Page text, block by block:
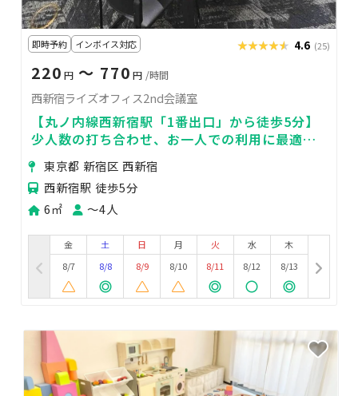
即時予約 インボイス対応 ★★★★★
★★★★★ 4.6 (25)
220 円 〜 770 円 /時間
西新宿ライズオフィス2nd会議室
【丸ノ内線西新宿駅「1番出口」から徒歩5分】
少人数の打ち合わせ、お一人での利用に最適な
お部屋です♪当日予約OK！
東京都 新宿区 西新宿
西新宿駅 徒歩5分
6㎡
〜4人
金
8/7
土
8/8
日
8/9
月
8/10
火
8/11
水
8/12
木
8/13